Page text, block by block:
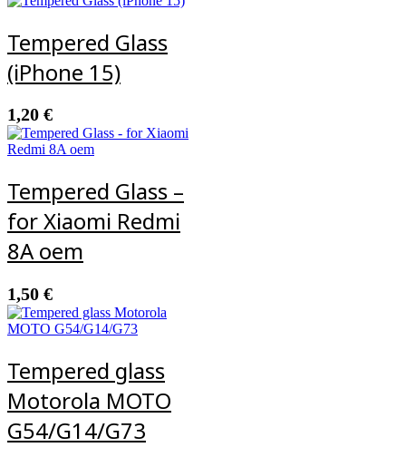
Tempered Glass
(iPhone 15)
1,20 €
Tempered Glass –
for Xiaomi Redmi
8A oem
1,50 €
Tempered glass
Motorola MOTO
G54/G14/G73